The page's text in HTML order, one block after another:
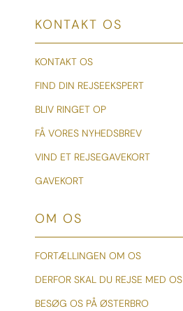
KONTAKT OS
KONTAKT OS
FIND DIN REJSEEKSPERT
BLIV RINGET OP
FÅ VORES NYHEDSBREV
VIND ET REJSEGAVEKORT
GAVEKORT
OM OS
FORTÆLLINGEN OM OS
DERFOR SKAL DU REJSE MED OS
BESØG OS PÅ ØSTERBRO